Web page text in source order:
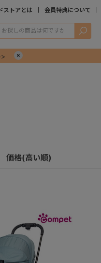
ストアとは 会員特典について
検索
価格(高い順)